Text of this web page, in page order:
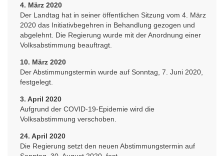
4. März 2020
Der Landtag hat in seiner öffentlichen Sitzung vom 4. März
2020 das Initiativbegehren in Behandlung gezogen und
abgelehnt. Die Regierung wurde mit der Anordnung einer
Volksabstimmung beauftragt.
10. März 2020
Der Abstimmungstermin wurde auf Sonntag, 7. Juni 2020,
festgelegt.
3. April 2020
Aufgrund der COVID-19-Epidemie wird die
Volksabstimmung verschoben.
24. April 2020
Die Regierung setzt den neuen Abstimmungstermin auf